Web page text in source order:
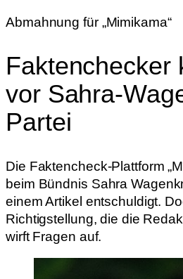
Abmahnung für „Mimikama“
Faktenchecker
vor Sahra-
Partei
Die Faktencheck-Plattform
beim Bündnis Sahra
einem Artikel entschuldigt.
Richtigstellung, die die
wirft Fragen auf.